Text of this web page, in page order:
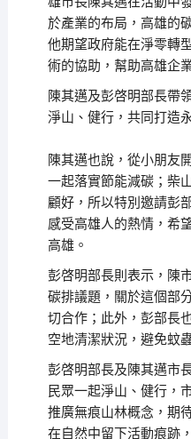
於產業的布局，高雄的
他期望政府能在淨零轉
術的協助，幫助高雄企
陳其邁及彭啓明部長帶
淨山、健行，共同打造
陳其邁也說，從小朋友
一起落實節能減碳；柴
顧好，所以特別邀請彭
感受高雄人的熱情，希
高雄。
彭啓明部長則表示，陳
碳排議題，關於這個部
切合作；此外，彭部長
空地清潔狀況，避免蚊
彭啓明部長及陳其邁市
民眾一起淨山、健行，
推廣無痕山林概念，期
在自然中留下活動痕跡